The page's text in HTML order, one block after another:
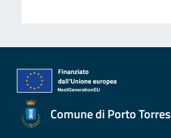
Comune di Porto Torres